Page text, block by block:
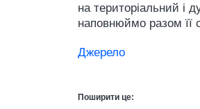
на територіальний і
наповнюймо разом
Джерело
Поширити це: